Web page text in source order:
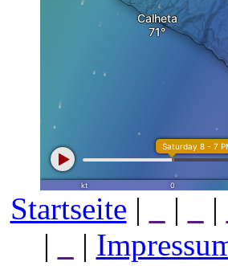
Startseite | | |
|
|